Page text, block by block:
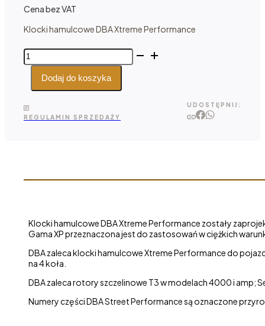
Cena bez VAT
Klocki hamulcowe DBA Xtreme Performance
ilość
Klocki
hamulcowe
Xtreme
Performance
z certyfikatem
DB1491XP
Dodaj do koszyka
REGULAMIN SPRZEDAŻY
UDOSTĘPNIJ:
Klocki hamulcowe DBA Xtreme Performance zostały
Gama XP przeznaczona jest do zastosowań w ciężkich
DBA zaleca klocki hamulcowe Xtreme Performance do
na 4 koła.
DBA zaleca rotory szczelinowe T3 w modelach 4000 i amp;
Numery części DBA Street Performance są oznaczone